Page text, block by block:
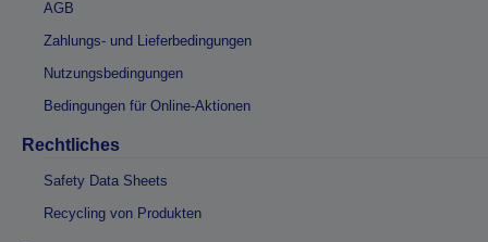
AGB
Zahlungs- und Lieferbedingungen
Nutzungsbedingungen
Bedingungen für Online-Aktionen
Rechtliches
Safety Data Sheets
Recycling von Produkten